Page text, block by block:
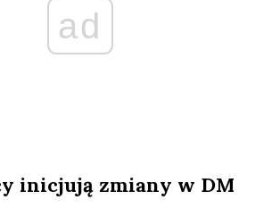
ad
inicjują zmiany w DM